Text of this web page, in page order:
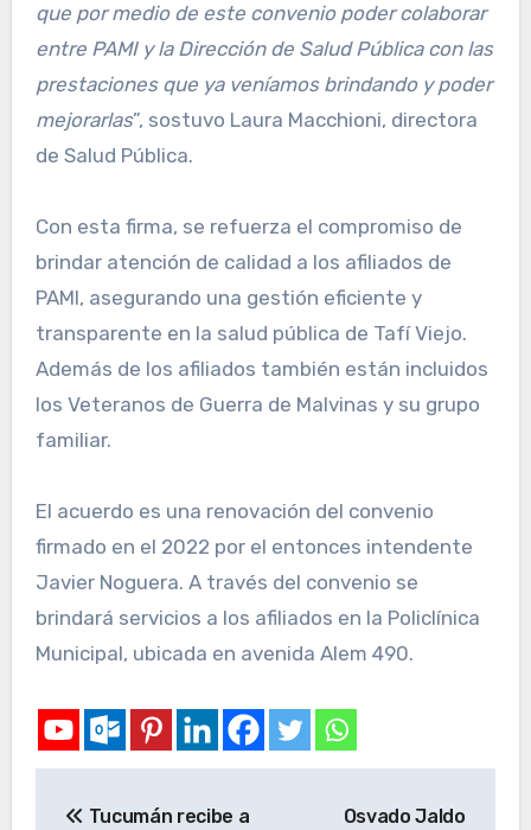
que por medio de este convenio poder colaborar
entre PAMI y la Dirección de Salud Pública con las
prestaciones que ya veníamos brindando y poder
mejorarlas”, sostuvo Laura Macchioni, directora
de Salud Pública.
Con esta firma, se refuerza el compromiso de
brindar atención de calidad a los afiliados de
PAMI, asegurando una gestión eficiente y
transparente en la salud pública de Tafí Viejo.
Además de los afiliados también están incluidos
los Veteranos de Guerra de Malvinas y su grupo
familiar.
El acuerdo es una renovación del convenio
firmado en el 2022 por el entonces intendente
Javier Noguera. A través del convenio se
brindará servicios a los afiliados en la Policlínica
Municipal, ubicada en avenida Alem 490.
Tucumán recibe a
Osvado Jaldo